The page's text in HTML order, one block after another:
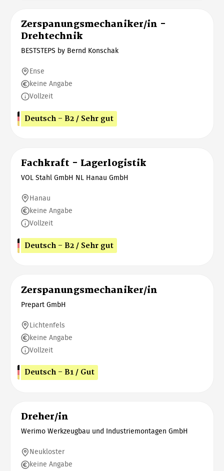
Zerspanungsmechaniker/in -
Drehtechnik
BESTSTEPS by Bernd Konschak
Ense
keine Angabe
Vollzeit
Deutsch - B2 / Sehr gut
Fachkraft - Lagerlogistik
VOL Stahl GmbH NL Hanau GmbH
Hanau
keine Angabe
Vollzeit
Deutsch - B2 / Sehr gut
Zerspanungsmechaniker/in
Prepart GmbH
Lichtenfels
keine Angabe
Vollzeit
Deutsch - B1 / Gut
Dreher/in
Werimo Werkzeugbau und Industriemontagen GmbH
Neukloster
keine Angabe